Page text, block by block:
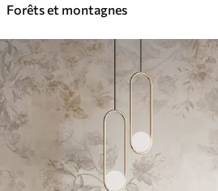
Forêts et montagnes